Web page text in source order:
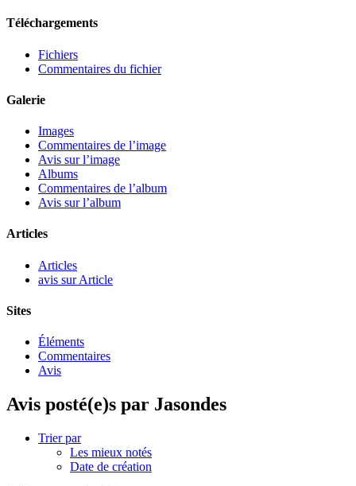
Téléchargements
Fichiers
Commentaires du fichier
Galerie
Images
Commentaires de l’image
Avis sur l’image
Albums
Commentaires de l’album
Avis sur l’album
Articles
Articles
avis sur Article
Sites
Éléments
Commentaires
Avis
Avis posté(e)s par Jasondes
Trier par
Les mieux notés
Date de création